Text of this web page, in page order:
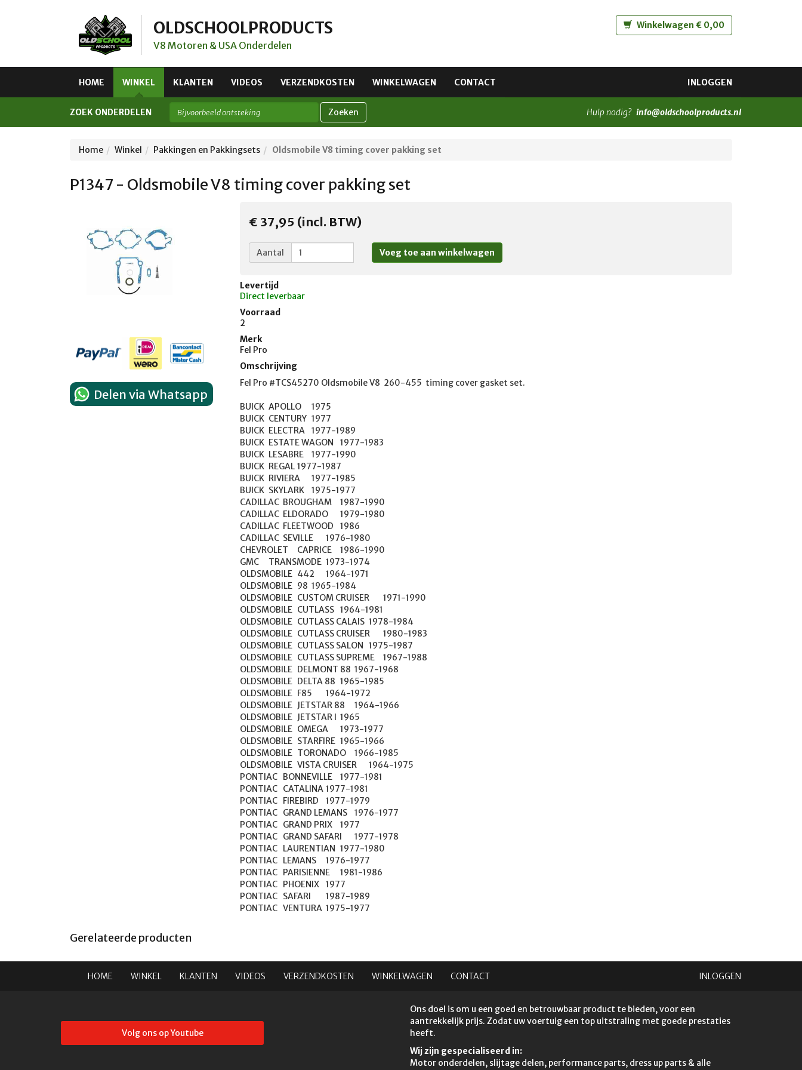
OLDSCHOOLPRODUCTS
V8 Motoren & USA Onderdelen
Winkelwagen € 0,00
HOME WINKEL KLANTEN VIDEOS VERZENDKOSTEN WINKELWAGEN CONTACT INLOGGEN
ZOEK ONDERDELEN Zoeken Hulp nodig? info@oldschoolproducts.nl
Home Winkel Pakkingen en Pakkingsets Oldsmobile V8 timing cover pakking set
P1347 - Oldsmobile V8 timing cover pakking set
Delen via Whatsapp
€ 37,95 (incl. BTW)
Aantal
Levertijd
Direct leverbaar
Voorraad
2
Merk
Fel Pro
Omschrijving
Fel Pro #TCS45270 Oldsmobile V8  260-455  timing cover gasket set.
BUICK	APOLLO	1975
BUICK	CENTURY	1977
BUICK	ELECTRA	1977-1989
BUICK	ESTATE WAGON	1977-1983
BUICK	LESABRE	1977-1990
BUICK	REGAL	1977-1987
BUICK	RIVIERA	1977-1985
BUICK	SKYLARK	1975-1977
CADILLAC	BROUGHAM	1987-1990
CADILLAC	ELDORADO	1979-1980
CADILLAC	FLEETWOOD	1986
CADILLAC	SEVILLE	1976-1980
CHEVROLET	CAPRICE	1986-1990
GMC	TRANSMODE	1973-1974
OLDSMOBILE	442	1964-1971
OLDSMOBILE	98	1965-1984
OLDSMOBILE	CUSTOM CRUISER	1971-1990
OLDSMOBILE	CUTLASS	1964-1981
OLDSMOBILE	CUTLASS CALAIS	1978-1984
OLDSMOBILE	CUTLASS CRUISER	1980-1983
OLDSMOBILE	CUTLASS SALON	1975-1987
OLDSMOBILE	CUTLASS SUPREME	1967-1988
OLDSMOBILE	DELMONT 88	1967-1968
OLDSMOBILE	DELTA 88	1965-1985
OLDSMOBILE	F85	1964-1972
OLDSMOBILE	JETSTAR 88	1964-1966
OLDSMOBILE	JETSTAR I	1965
OLDSMOBILE	OMEGA	1973-1977
OLDSMOBILE	STARFIRE	1965-1966
OLDSMOBILE	TORONADO	1966-1985
OLDSMOBILE	VISTA CRUISER	1964-1975
PONTIAC	BONNEVILLE	1977-1981
PONTIAC	CATALINA	1977-1981
PONTIAC	FIREBIRD	1977-1979
PONTIAC	GRAND LEMANS	1976-1977
PONTIAC	GRAND PRIX	1977
PONTIAC	GRAND SAFARI	1977-1978
PONTIAC	LAURENTIAN	1977-1980
PONTIAC	LEMANS	1976-1977
PONTIAC	PARISIENNE	1981-1986
PONTIAC	PHOENIX	1977
PONTIAC	SAFARI	1987-1989
PONTIAC	VENTURA	1975-1977
Gerelateerde producten
HOME WINKEL KLANTEN VIDEOS VERZENDKOSTEN WINKELWAGEN CONTACT INLOGGEN
Volg ons op Youtube
Ons doel is om u een goed en betrouwbaar product te bieden, voor een
aantrekkelijk prijs. Zodat uw voertuig een top uitstraling met goede prestaties
heeft.
Wij zijn gespecialiseerd in:
Motor onderdelen, slijtage delen, performance parts, dress up parts & alle